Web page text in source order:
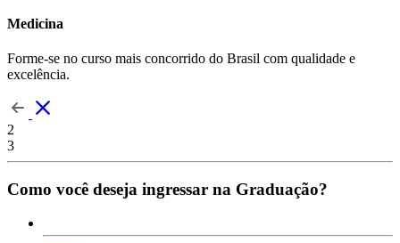
Medicina
Forme-se no curso mais concorrido do Brasil com qualidade e
excelência.
2
3
Como você deseja ingressar na Graduação?